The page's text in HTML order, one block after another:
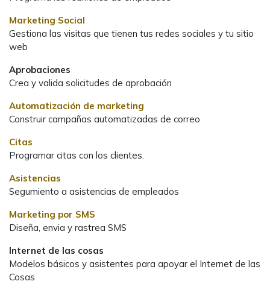
Marketing Social
Gestiona las visitas que tienen tus redes sociales y tu sitio
web
Aprobaciones
Crea y valida solicitudes de aprobación
Automatización de marketing
Construir campañas automatizadas de correo
Citas
Programar citas con los clientes.
Asistencias
Segumiento a asistencias de empleados
Marketing por SMS
Diseña, envia y rastrea SMS
Internet de las cosas
Modelos básicos y asistentes para apoyar el Internet de las
Cosas